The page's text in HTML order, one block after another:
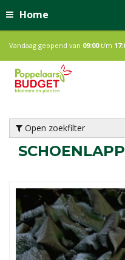
Home
Vandaag geopend van 09:00t/m
Open zoekfilter